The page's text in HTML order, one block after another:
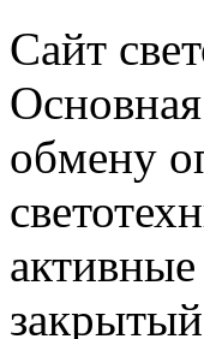
Сайт
обмену